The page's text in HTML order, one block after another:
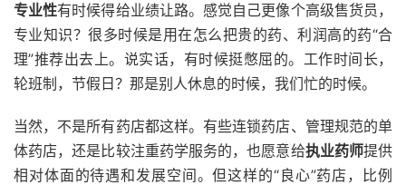
专业性有时候得给业绩让路。感觉自己更像个高级售货员，
专业知识？很多时候是用在怎么把贵的药、利润高的药“合
理”推荐出去上。说实话，有时候挺憋屈的。工作时间长，
轮班制，节假日？那是别人休息的时候，我们忙的时候。
当然，不是所有药店都这样。有些连锁药店、管理规范的单
体药店，还是比较注重药学服务的，也愿意给执业药师提供
相对体面的待遇和发展空间。但这样的“良心”药店，比例